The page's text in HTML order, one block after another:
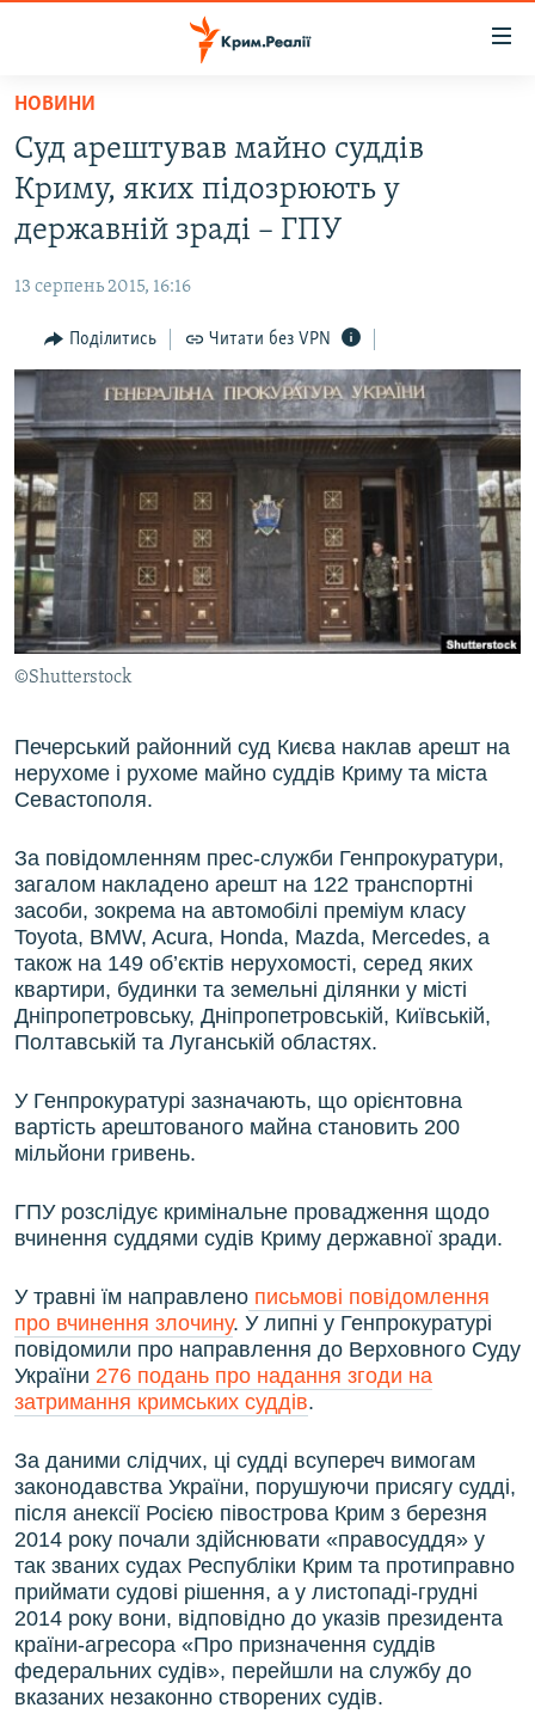
Перейти
основного
матеріалу
Перейти
до
основної
навігації
Перейти
до
пошуку
ВОДА.КРИМ
ВІДЕО ТА ФОТО
БЛОГИ
ПОГЛЯД
ІНТЕРВ'Ю
ВСЕ ЗА ДЕНЬ
СПЕЦПРОЕКТИ
ДЕПОРТАЦІЯ
ВІДЕОУРОКИ «ELIFBE»
СВІДЧЕННЯ ОКУПАЦІЇ
УКРАЇНСЬКА ПРОБЛЕМА КРИМУ
ІНФОГРАФІКА
ЯК ОБІЙТИ БЛОКУВАННЯ
Русский
Qırımtatar
ДОЛУЧАЙСЯ!
Усі сайти RFE/RL
НОВИНИ
Суд арештував майно суддів
Криму, яких підозрюють у
державній зраді – ГПУ
13 серпень 2015, 16:16
Поділитись Читати без VPN
©Shutterstock
Печерський районний суд Києва наклав арешт на
нерухоме і рухоме майно суддів Криму та міста
Севастополя.
За повідомленням прес-служби Генпрокуратури,
загалом накладено арешт на 122 транспортні
засоби, зокрема на автомобілі преміум класу
Toyota, BMW, Acura, Honda, Mazda, Mercedes, а
також на 149 об’єктів нерухомості, серед яких
квартири, будинки та земельні ділянки у місті
Дніпропетровську, Дніпропетровській, Київській,
Полтавській та Луганській областях.
У Генпрокуратурі зазначають, що орієнтовна
вартість арештованого майна становить 200
мільйони гривень.
ГПУ розслідує кримінальне провадження щодо
вчинення суддями судів Криму державної зради.
У травні їм направлено письмові повідомлення
про вчинення злочину. У липні у Генпрокуратурі
повідомили про направлення до Верховного Суду
України 276 подань про надання згоди на
затримання кримських суддів.
За даними слідчих, ці судді всупереч вимогам
законодавства України, порушуючи присягу судді,
після анексії Росією півострова Крим з березня
2014 року почали здійснювати «правосуддя» у
так званих судах Республіки Крим та протиправно
приймати судові рішення, а у листопаді-грудні
2014 року вони, відповідно до указів президента
країни-агресора «Про призначення суддів
федеральних судів», перейшли на службу до
вказаних незаконно створених судів.